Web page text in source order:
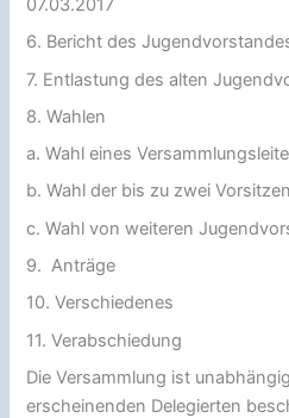
07.03.2017
6. Bericht des
7. Entlastung des alten
8. Wahlen
a. Wahl eines
b. Wahl der bis zu zwei
c. Wahl von weiteren
9. Anträge
10. Verschiedenes
11. Verabschiedung
Die Versammlung ist
erscheinenden Delegierten